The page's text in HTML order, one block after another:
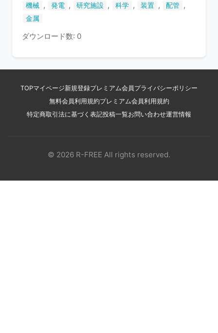
機械 , 発電 , 研究施設 , 科学 , 装置 , 配管 ,
金属
ダウンロード数: 0
TOPマイページ新規登録プレミアム会員 プライバシーポリシー
無料会員利用規約プレミアム会員利用規約
特定商取引法に基づく表記投稿一覧お問い合わせ運営情報
© 2026 R-FREE All rights reserved.